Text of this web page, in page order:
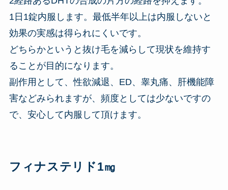
1日1錠内服します。最低半年以上は内服しないと
効果の実感は得られにくいです。
どちらかというと抜け毛を減らして現状を維持す
ることが目的になります。
副作用として、性欲減退、ED、睾丸痛、肝機能障
害などみられますが、頻度としては少ないですの
で、安心して内服して頂けます。
フィナステリド1㎎